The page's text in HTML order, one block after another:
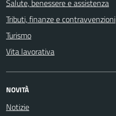
Salute, benessere e assistenza
Tributi, finanze e contravvenzioni
Turismo
Vita lavorativa
NOVITÀ
Notizie